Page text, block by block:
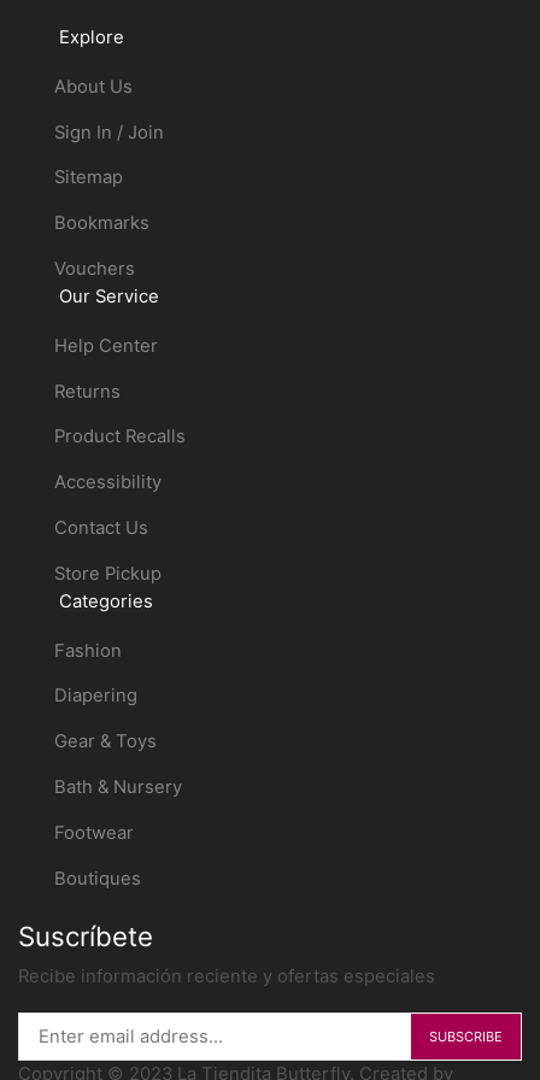
Explore
About Us
Sign In / Join
Sitemap
Bookmarks
Vouchers
Our Service
Help Center
Returns
Product Recalls
Accessibility
Contact Us
Store Pickup
Categories
Fashion
Diapering
Gear & Toys
Bath & Nursery
Footwear
Boutiques
Suscríbete
Recibe información reciente y ofertas especiales
Copyright © 2023 La Tiendita Butterfly. Created by